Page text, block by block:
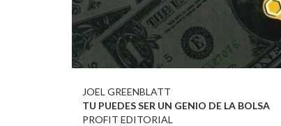
JOEL GREENBLATT
TU PUEDES SER UN GENIO DE LA BOLSA
PROFIT EDITORIAL